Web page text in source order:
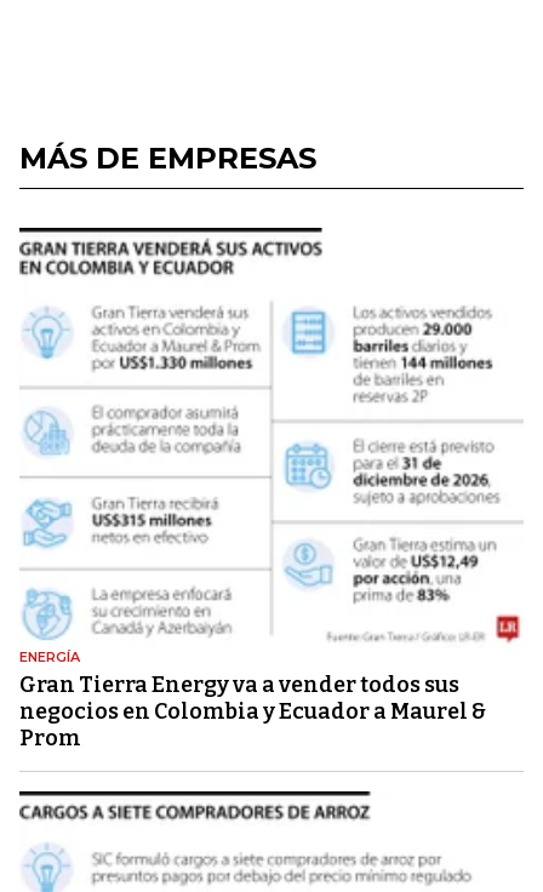
MÁS DE EMPRESAS
ENERGÍA
Gran Tierra Energy va a vender todos sus
negocios en Colombia y Ecuador a Maurel &
Prom